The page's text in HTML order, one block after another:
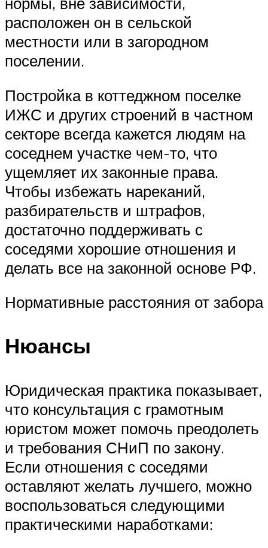
расположен он в сельской
местности или в загородном
поселении.
Постройка в коттеджном поселке
ИЖС и других строений в частном
секторе всегда кажется людям на
соседнем участке чем-то, что
ущемляет их законные права.
Чтобы избежать нареканий,
разбирательств и штрафов,
достаточно поддерживать с
соседями хорошие отношения и
делать все на законной основе РФ.
Нормативные расстояния от забора
Нюансы
Юридическая практика показывает,
что консультация с грамотным
юристом может помочь преодолеть
и требования СНиП по закону.
Если отношения с соседями
оставляют желать лучшего, можно
воспользоваться следующими
практическими наработками: